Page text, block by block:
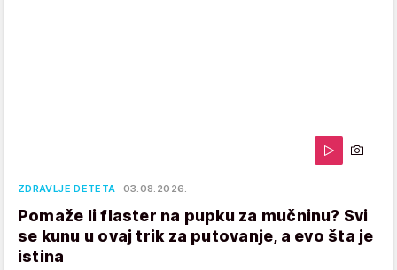
ZDRAVLJE DETETA 03.08.2026.
Pomaže li flaster na pupku za mučninu? Svi
se kunu u ovaj trik za putovanje, a evo šta je
istina